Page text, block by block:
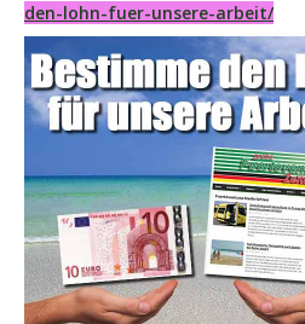
den-lohn-fuer-unsere-arbeit/